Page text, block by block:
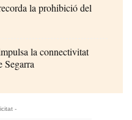
la prohibició del
la connectivitat
Segarra
-